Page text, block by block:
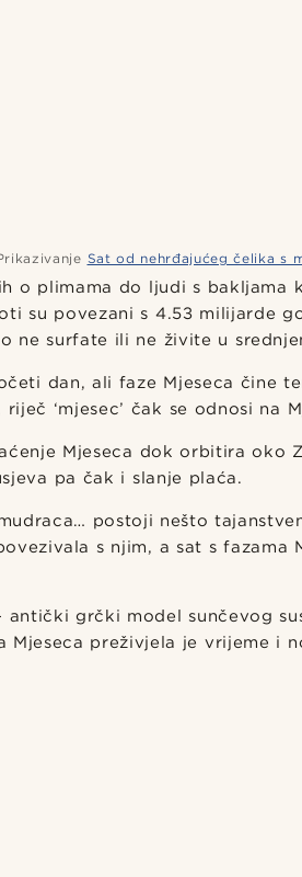
Sat od nehrđajućeg čelika s
o plimama do ljudi s bakljama
su povezani s 4.53 milijarde
ne surfate ili ne živite u
dan, ali faze Mjeseca čine
‘mjesec’ čak se odnosi na
Mjeseca dok orbitira oko
pa čak i slanje plaća.
postoji nešto
s njim, a sat s fazama
antički grčki model sunčevog
Mjeseca preživjela je vrijeme i